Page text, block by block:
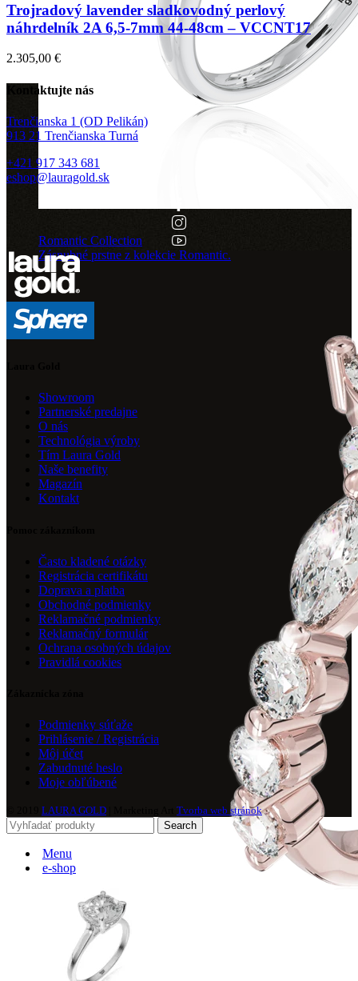
Romantic Collection
Zásnubné prstne z kolekcie Romantic.
Trojradový lavender sladkovodný perlový
náhrdelník 2A 6,5-7mm 44-48cm – VCCNT17
2.305,00 €
Kontaktujte nás
Trenčianska 1 (OD Pelikán)
913 21 Trenčianska Turná
+421 917 343 681
eshop@lauragold.sk
Showroom
Partnerské predajne
O nás
Technológia výroby
Tím Laura Gold
Naše benefity
Magazín
Kontakt
Často kladené otázky
Registrácia certifikátu
Doprava a platba
Obchodné podmienky
Reklamačné podmienky
Reklamačný formulár
Ochrana osobných údajov
Pravidlá cookies
Podmienky súťaže
Prihlásenie / Registrácia
Môj účet
Zabudnuté heslo
Moje obľúbené
LAURA GOLD
Tvorba web stránok
Search
Menu
e-shop